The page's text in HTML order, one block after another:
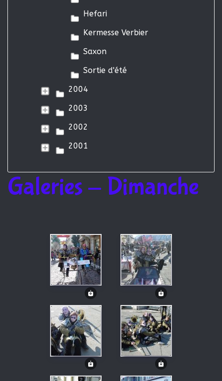
Hefari
Kermesse Verbier
Saxon
Sortie d'été
2004
2003
2002
2001
Galeries - Dimanche